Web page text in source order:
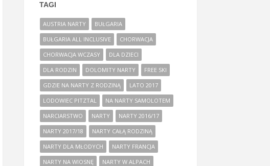
TAGI
AUSTRIA NARTY
BUŁGARIA
BUŁGARIA ALL INCLUSIVE
CHORWACJA
CHORWACJA WCZASY
DLA DZIECI
DLA RODZIN
DOLOMITY NARTY
FREE SKI
GDZIE NA NARTY Z RODZINĄ
LATO 2017
LODOWIEC PITZTAL
NA NARTY SAMOLOTEM
NARCIARSTWO
NARTY
NARTY 2016/17
NARTY 2017/18
NARTY CAŁĄ RODZINĄ
NARTY DLA MŁODYCH
NARTY FRANCJA
NARTY NA WIOSNĘ
NARTY W ALPACH